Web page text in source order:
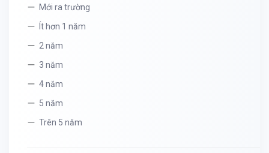
Mới ra trường
Ít hơn 1 năm
2 năm
3 năm
4 năm
5 năm
Trên 5 năm